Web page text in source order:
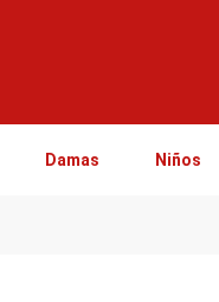
Damas Niños